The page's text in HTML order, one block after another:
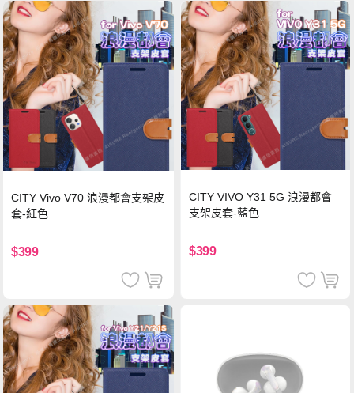
CITY Vivo V70 浪漫都會支架皮
套-紅色
$399
CITY VIVO Y31 5G 浪漫都會
支架皮套-藍色
$399